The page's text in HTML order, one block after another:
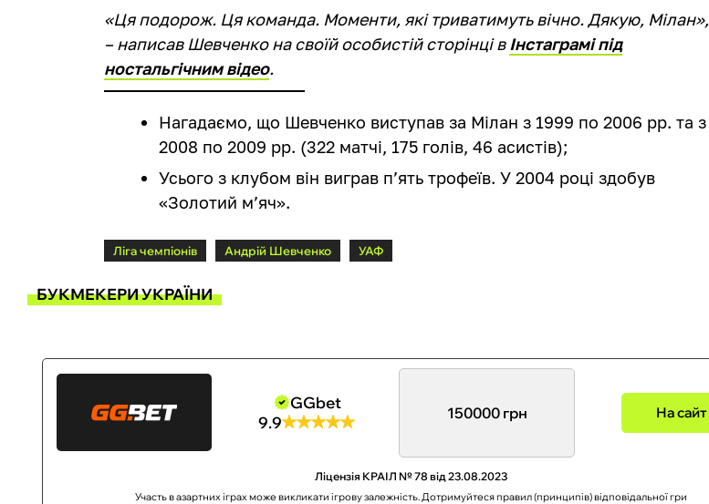
«Ця подорож. Ця команда. Моменти, які триватимуть вічно. Дякую, Мілан»,
– написав Шевченко на своїй особистій сторінці в Інстаграмі під
ностальгічним відео.
Нагадаємо, що Шевченко виступав за Мілан з 1999 по 2006 рр. та з
2008 по 2009 рр. (322 матчі, 175 голів, 46 асистів);
Усього з клубом він виграв п’ять трофеїв. У 2004 році здобув
«Золотий м’яч».
Ліга чемпіонів Андрій Шевченко УАФ
БУКМЕКЕРИ УКРАЇНИ
GGbet
9.9
150000 грн На сайт
Ліцензія КРАІЛ № 78 від 23.08.2023
Участь в азартних іграх може викликати ігрову залежність. Дотримуйтеся правил (принципів) відповідальної гри